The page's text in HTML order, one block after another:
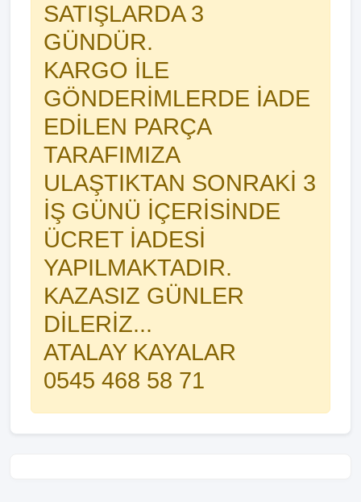
SATIŞLARDA 3
GÜNDÜR.
KARGO İLE
GÖNDERİMLERDE İADE
EDİLEN PARÇA
TARAFIMIZA
ULAŞTIKTAN SONRAKİ 3
İŞ GÜNÜ İÇERİSİNDE
ÜCRET İADESİ
YAPILMAKTADIR.
KAZASIZ GÜNLER
DİLERİZ...
ATALAY KAYALAR
0545 468 58 71